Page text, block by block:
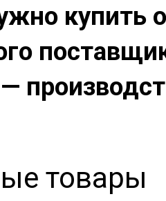
купить
товары